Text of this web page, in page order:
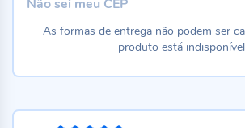
Não sei meu CEP
As formas de entrega não podem ser
produto está indisponível